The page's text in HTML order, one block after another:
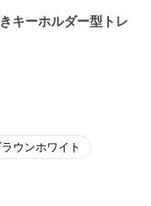
キーホルダー型トレ
ウンホワイト